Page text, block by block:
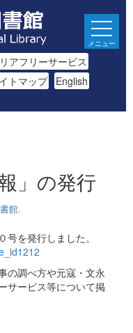
アフリーサービス
トマップ English
メニュー
」の発行
館.
を発行しました。
の調べ方や元寇・文永
サービス等について掲